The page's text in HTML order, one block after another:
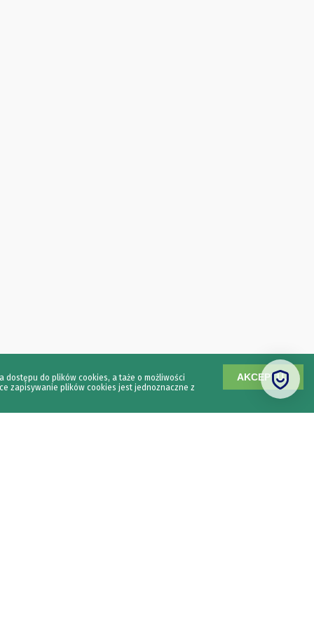
dostępu do plików cookies, a taże o możliwości
zapisywanie plików cookies jest jednoznaczne z
AKCEPTUJ